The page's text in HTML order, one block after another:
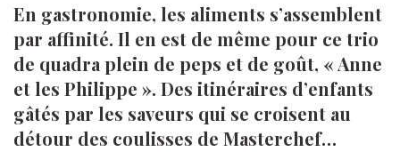
En gastronomie, les aliments s’assemblent
par affinité. Il en est de même pour ce trio
de quadra plein de peps et de goût, « Anne
et les Philippe ». Des itinéraires d’enfants
gâtés par les saveurs qui se croisent au
détour des coulisses de Masterchef…